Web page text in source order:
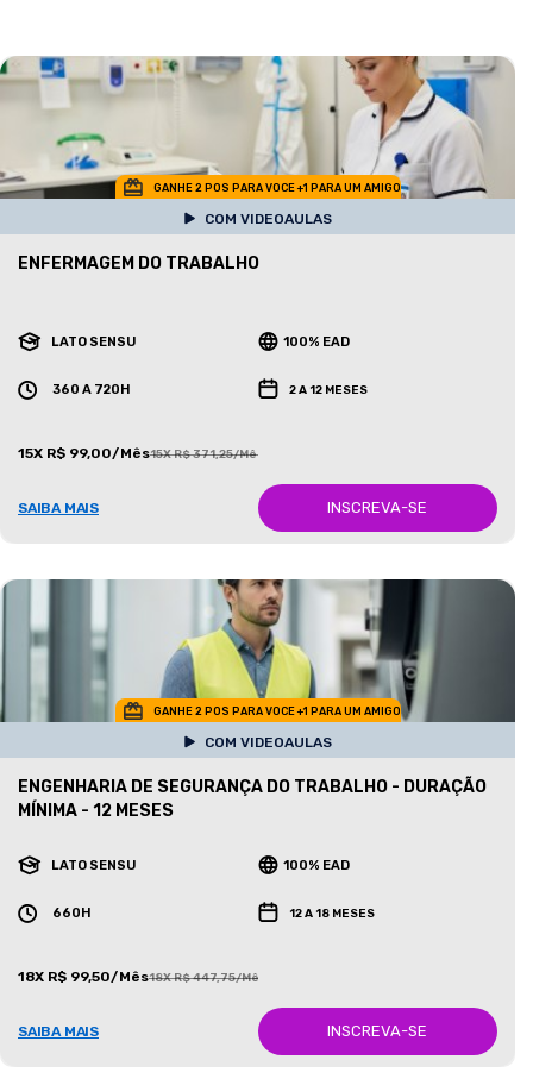
GANHE 2 POS PARA VOCE +1 PARA UM AMIGO
COM VIDEOAULAS
ENFERMAGEM DO TRABALHO
LATO SENSU 100% EAD
360 A 720H 2 A 12 MESES
15X R$ 99,00/Mês15X R$ 371,25/Mês
SAIBA MAIS INSCREVA-SE
GANHE 2 POS PARA VOCE +1 PARA UM AMIGO
COM VIDEOAULAS
ENGENHARIA DE SEGURANÇA DO TRABALHO - DURAÇÃO
MÍNIMA - 12 MESES
LATO SENSU 100% EAD
660H 12 A 18 MESES
18X R$ 99,50/Mês18X R$ 447,75/Mês
SAIBA MAIS INSCREVA-SE